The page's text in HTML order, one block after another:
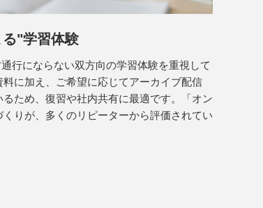
"学習体験
行にならない双方向の学習体験を重視して
に加え、ご希望に応じてアーカイブ配信
ため、復習や社内共有に最適です。「オン
りが、多くのリピーターから評価されてい